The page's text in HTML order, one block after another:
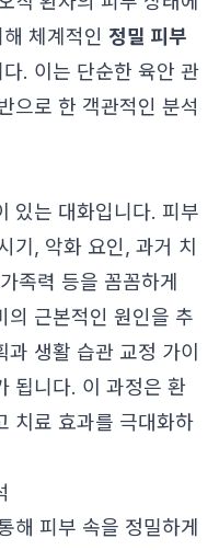
체계적인 정밀 피부
. 이는 단순한 육안 관
으로 한 객관적인 분석
있는 대화입니다. 피부
기, 악화 요인, 과거 치
족력 등을 꼼꼼하게
의 근본적인 원인을 추
생활 습관 교정 가이
됩니다. 이 과정은 환
치료 효과를 극대화하
해 피부 속을 정밀하게